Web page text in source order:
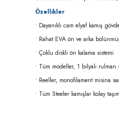
Özellikler
• Dayanıklı cam elyaf kamış
• Rahat EVA ön ve arka
• Çoklu diskli ön kalama sistemi
• Tüm modeller, 1 bilyalı rulman
• Reeller, monofilament misina
• Tüm Steeler kamışlar kolay